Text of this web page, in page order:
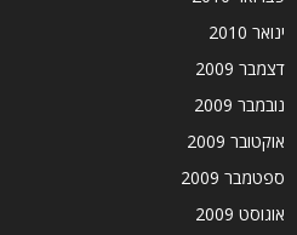
ינואר 2010
דצמבר 2009
נובמבר 2009
אוקטובר 2009
ספטמבר 2009
אוגוסט 2009